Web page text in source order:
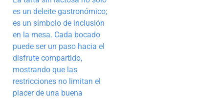
es un deleite gastronómico;
es un símbolo de inclusión
en la mesa. Cada bocado
puede ser un paso hacia el
disfrute compartido,
mostrando que las
restricciones no limitan el
placer de una buena